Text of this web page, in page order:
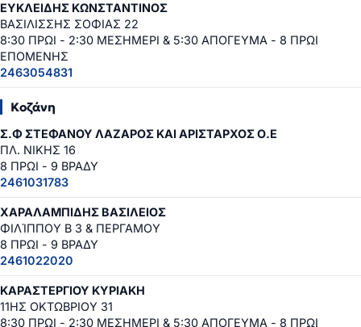
ΕΥΚΛΕΙΔΗΣ ΚΩΝΣΤΑΝΤΙΝΟΣ
ΒΑΣΙΛΙΣΣΗΣ ΣΟΦΙΑΣ 22
8:30 ΠΡΩΙ - 2:30 ΜΕΣΗΜΕΡΙ & 5:30 ΑΠΟΓΕΥΜΑ - 8 ΠΡΩΙ
ΕΠΟΜΕΝΗΣ
2463054831
Κοζάνη
Σ.Φ ΣΤΕΦΑΝΟΥ ΛΑΖΑΡΟΣ ΚΑΙ ΑΡΙΣΤΑΡΧΟΣ Ο.Ε
ΠΛ. ΝΙΚΗΣ 16
8 ΠΡΩΙ - 9 ΒΡΑΔΥ
2461031783
ΧΑΡΑΛΑΜΠΙΔΗΣ ΒΑΣΙΛΕΙΟΣ
ΦΙΛΊΠΠΟΥ Β 3 & ΠΕΡΓΑΜΟΥ
8 ΠΡΩΙ - 9 ΒΡΑΔΥ
2461022020
ΚΑΡΑΣΤΕΡΓΙΟΥ ΚΥΡΙΑΚΗ
11ΗΣ ΟΚΤΩΒΡΙΟΥ 31
8:30 ΠΡΩΙ - 2:30 ΜΕΣΗΜΕΡΙ & 5:30 ΑΠΟΓΕΥΜΑ - 8 ΠΡΩΙ